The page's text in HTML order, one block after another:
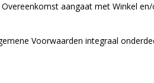
aangaat met Winkel
Voorwaarden integraal